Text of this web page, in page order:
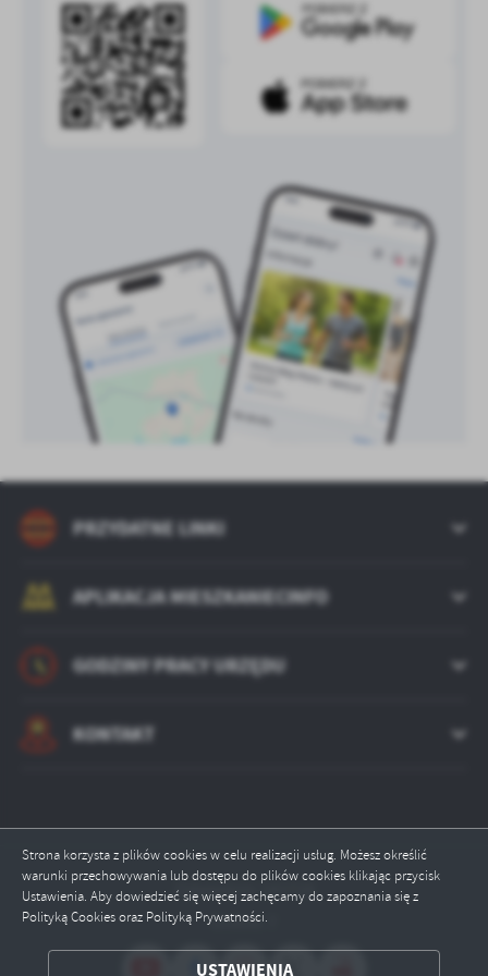
Strona korzysta z plików cookies w celu realizacji usług. Możesz określić
warunki przechowywania lub dostępu do plików cookies klikając przycisk
Ustawienia. Aby dowiedzieć się więcej zachęcamy do zapoznania się z
Polityką Cookies oraz Polityką Prywatności.
USTAWIENIA
treści w postaci wiadomości, ofert, komunikatów mediów
społecznościowych.
ZAPISZ WYBRANE
PRZYDATNE LINKI
APLIKACJA MIESZKANIECINFO
GODZINY PRACY URZĘDU
KONTAKT
Odwiedzin: 242728
Online: 7